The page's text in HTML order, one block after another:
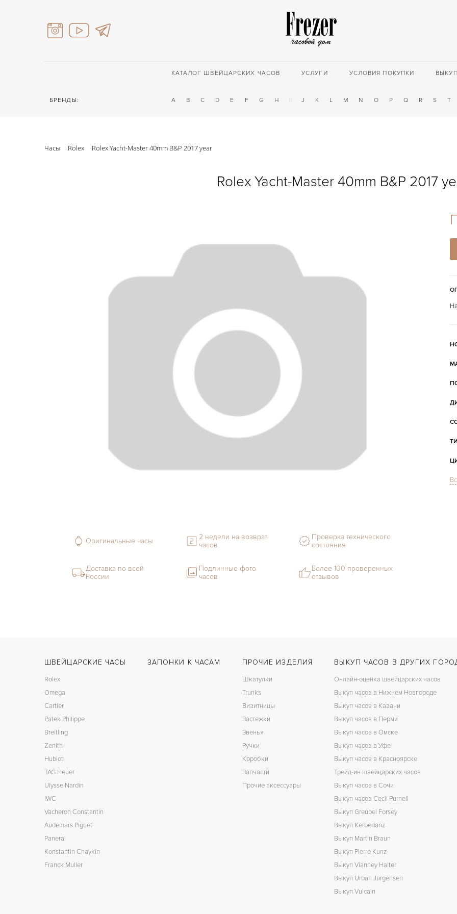
КАТАЛОГ ШВЕЙЦАРСКИХ ЧАСОВ УСЛУГИ УСЛОВИЯ ПОКУПКИ ВЫКУП
БРЕНДЫ: A B C D E F G H I J K L M N O P Q R S T
Часы Rolex Rolex Yacht-Master 40mm B&P 2017 year
Rolex Yacht-Master 40mm B&P 2017
Оригинальные часы
2 недели на возврат
часов
Проверка технического
состояния
Доставка по всей
России
Подлинные фото
часов
Более 100 проверенных
отзывов
ШВЕЙЦАРСКИЕ ЧАСЫ
Rolex
Omega
Cartier
Patek Philippe
Breitling
Zenith
Hublot
TAG Heuer
Ulysse Nardin
IWC
Vacheron Constantin
Audemars Piguet
Panerai
Konstantin Chaykin
Franck Muller
ЗАПОНКИ К ЧАСАМ ПРОЧИЕ ИЗДЕЛИЯ
Шкатулки
Trunks
Визитницы
Застежки
Звенья
Ручки
Коробки
Запчасти
Прочие аксессуары
ВЫКУП ЧАСОВ В ДРУГИХ
Онлайн-оценка швейцарских часов
Выкуп часов в Нижнем Новгороде
Выкуп часов в Казани
Выкуп часов в Перми
Выкуп часов в Омске
Выкуп часов в Уфе
Выкуп часов в Красноярске
Трейд-ин швейцарских часов
Выкуп часов в Сочи
Выкуп часов Cecil Purnell
Выкуп Greubel Forsey
Выкуп Kerbedanz
Выкуп Martin Braun
Выкуп Pierre Kunz
Выкуп Vianney Halter
Выкуп Urban Jurgensen
Выкуп Vulcain